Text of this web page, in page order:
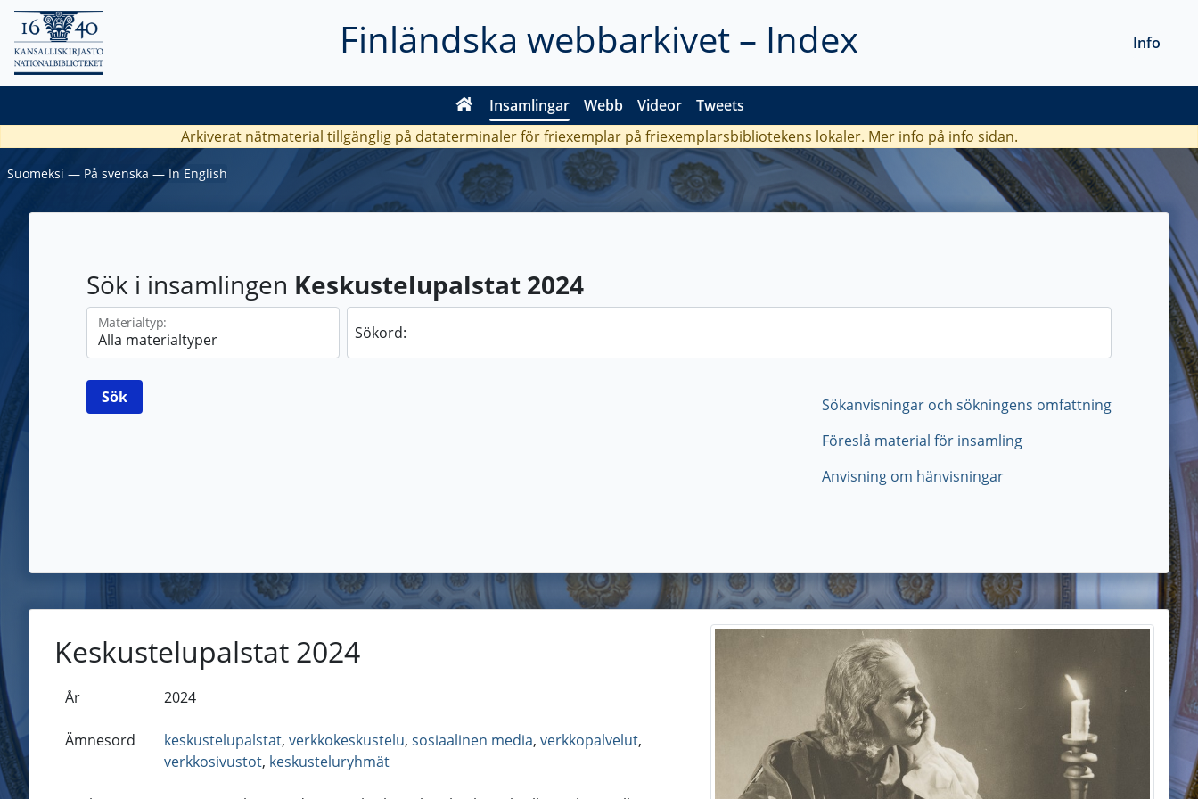
Finländska webbarkivet – Index
Insamlingar Webb Videor Tweets
Info
Arkiverat nätmaterial tillgänglig på dataterminaler för friexemplar på friexemplarsbibliotekens lokaler. Mer info på info sidan.
Suomeksi ― På svenska ― In English
Sök i insamlingen Keskustelupalstat 2024
Materialtyp:
Sökord:
Sökanvisningar och sökningens omfattning
Föreslå material för insamling
Anvisning om hänvisningar
Keskustelupalstat 2024
År 2024
Ämnesord keskustelupalstat, verkkokeskustelu, sosiaalinen media, verkkopalvelut,
verkkosivustot, keskusteluryhmät